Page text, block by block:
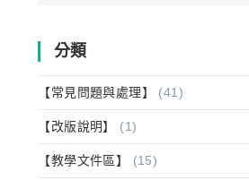
分類
【常見問題與處理】 (41)
【改版說明】 (1)
【教學文件區】 (15)